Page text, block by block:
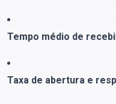
Tempo médio de
Taxa de abertura e